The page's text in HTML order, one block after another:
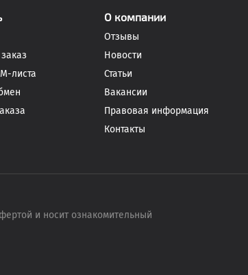
листа
О компании
Отзывы
Новости
Статьи
Вакансии
Правовая информация
Контакты
и носит ознакомительный